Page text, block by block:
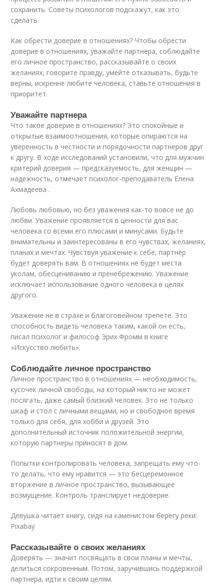
сохранить. Советы психологов подскажут, как это
сделать.
Как обрести доверие в отношениях? Чтобы обрести
доверие в отношениях, уважайте партнера, соблюдайте
его личное пространство, рассказывайте о своих
желаниях, говорите правду, умейте отказывать, будьте
верны, искренне любите человека, ставьте отношения в
приоритет.
Уважайте партнера
Что такое доверие в отношениях? Это спокойные и
открытые взаимоотношения, которые опираются на
уверенность в честности и порядочности партнеров друг
к другу. В ходе исследований установили, что для мужчин
критерий доверия — предсказуемость, для женщин —
надежность, отмечает психолог-преподаватель Елена
Ахмадеева .
Любовь любовью, но без уважения как-то вовсе не до
любви. Уважение проявляется в ценности для вас
человека со всеми его плюсами и минусами. Будьте
внимательны и заинтересованы в его чувствах, желаниях,
планах и мечтах. Чувствуя уважение к себе, партнер
будет доверять вам. В отношениях не будет места
уколам, обесцениванию и пренебрежению. Уважение
исключает использование одного человека в целях
другого.
Уважение не в страхе и благоговейном трепете. Это
способность видеть человека таким, какой он есть,
писал психолог и философ Эрих Фромм в книге
«Искусство любить».
Соблюдайте личное пространство
Личное пространство в отношениях — необходимость,
кусочек личной свободы, на который никто не может
посягать, даже самый близкий человек. Это не только
шкаф и стол с личными вещами, но и свободное время
только для себя, для хобби и друзей. Это
дополнительный источник положительной энергии,
которую партнеры приносят в дом.
Попытки контролировать человека, запрещать ему что-
то делать, что ему нравится — это бесцеремонное
вторжение в личное пространство, вызывающее
возмущение. Контроль транслирует недоверие.
Девушка читает книгу, сидя на каменистом берегу реки:
Pixabay
Рассказывайте о своих желаниях
Доверять — значит посвящать в свои планы и мечты,
делиться сокровенным. Потом, заручившись поддержкой
партнера, идти к своим целям.